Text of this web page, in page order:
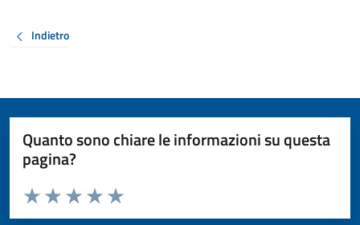
Indietro
Quanto sono chiare le informazioni su questa
pagina?
Valuta da 1 a 5 stelle la pagina
Valuta 5 stelle su 5
Valuta 4 stelle su 5
Valuta 3 stelle su 5
Valuta 2 stelle su 5
Valuta 1 stelle su 5